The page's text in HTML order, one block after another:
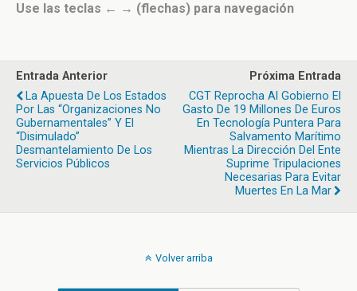
Use las teclas ← → (flechas) para navegación
Entrada Anterior
La Apuesta De Los Estados
Por Las “Organizaciones No
Gubernamentales” Y El
“disimulado”
Desmantelamiento De Los
Servicios Públicos
Próxima Entrada
CGT Reprocha Al Gobierno El
Gasto De 19 Millones De Euros
En Tecnología Puntera Para
Salvamento Marítimo
Mientras La Dirección Del Ente
Suprime Tripulaciones
Necesarias Para Evitar
Muertes En La Mar
Volver arriba